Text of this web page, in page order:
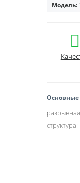
Модель:
Основные
структура: